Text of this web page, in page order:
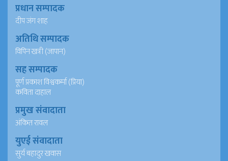
प्रधान सम्पादक
दीप जंग शाह
अतिथि सम्पादक
विपिन खत्री (जापान)
सह सम्पादक
पूर्ण प्रकाश विश्वकर्मा (प्रिया)
कविता दाहाल
प्रमुख संवादाता
अंकित रावल
युएई संवादाता
सुर्य बहादुर खवास